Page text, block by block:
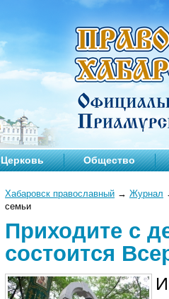
Церковь Общество
Хабаровск православный → Журнал
семьи
Приходите с
состоится